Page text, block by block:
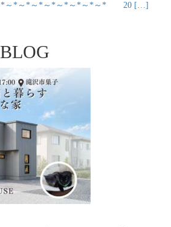
*～*～*～*～*～*～*～*～* 20 […]